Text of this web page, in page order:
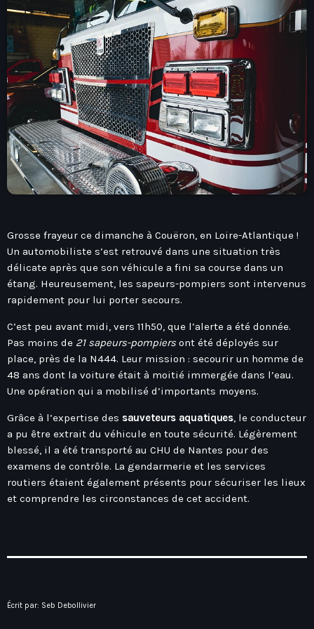
play_arrow Seven Ile-De-France
Love Like Fun
News
keyboard_arrow_down
Auvergne-Rhône-Alpes
Bourgogne-Franche-Comté
Centre-Val De Loire
Corse
Île-De-France
La Réunion
Normandie
Nouvelle-Aquitaine
Occitanie
Pays-De-La-Loire
Provence-Alpes-Côte D’Azur
Podcasts
L’équipe
Contact
Contacts
Grosse frayeur ce dimanche à Couëron, en Loire-Atlantique !
Un automobiliste s’est retrouvé dans une situation très
délicate après que son véhicule a fini sa course dans un
étang. Heureusement, les sapeurs-pompiers sont intervenus
rapidement pour lui porter secours.
C’est peu avant midi, vers 11h50, que l’alerte a été donnée.
Pas moins de 21 sapeurs-pompiers ont été déployés sur
place, près de la N444. Leur mission : secourir un homme de
48 ans dont la voiture était à moitié immergée dans l’eau.
Une opération qui a mobilisé d’importants moyens.
Grâce à l’expertise des sauveteurs aquatiques, le conducteur
a pu être extrait du véhicule en toute sécurité. Légèrement
blessé, il a été transporté au CHU de Nantes pour des
examens de contrôle. La gendarmerie et les services
routiers étaient également présents pour sécuriser les lieux
et comprendre les circonstances de cet accident.
Écrit par: Seb Debollivier